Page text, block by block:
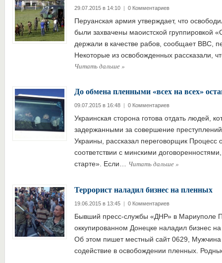
29.07.2015 в 14:10 | 0 Комментариев
Перуанская армия утверждает, что
были захвачены маоистской группировкой
держали в качестве рабов, сообщает ВВС,
Некоторые из освобожденных рассказали,
Читать дальше»
До обмена пленными «всех на всех»
09.07.2015 в 16:48 | 0 Комментариев
Украинская сторона готова отдать людей,
задержанными за совершение преступлений
Украины, рассказал переговорщик
соответствии с минскими
старте». Если… Читать дальше»
Террорист наладил бизнес на пленных
19.06.2015 в 13:45 | 0 Комментариев
Бывший пресс-службы «ДНР» в Мариуполе
оккупированном Донецке наладил бизнес
Об этом пишет местный сайт 0629, Мужчина
содействие в освобождении пленных.